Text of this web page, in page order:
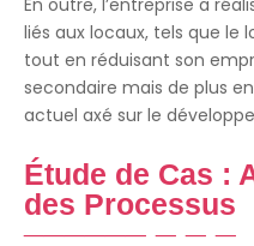
liés aux locaux, tels que le
tout en réduisant son
secondaire mais de plus
actuel axé sur le
Étude de Cas :
des Processus